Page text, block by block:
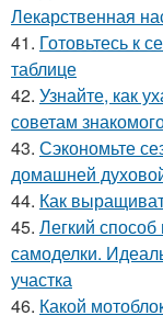
Лекарственная
41. Готовьтесь к
таблице
42. Узнайте, как
советам
43. Сэкономьте
домашней
44. Как
45. Легкий
самоделки.
участка
46. Какой